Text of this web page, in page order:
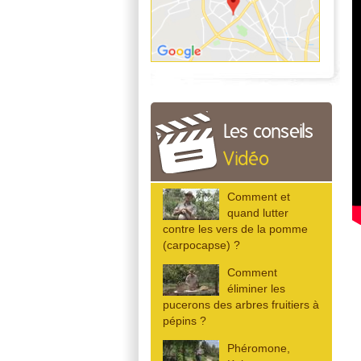
Les conseils
Vidéo
Comment et
quand lutter
contre les vers de la pomme
(carpocapse) ?
Comment
éliminer les
pucerons des arbres fruitiers à
pépins ?
Phéromone,